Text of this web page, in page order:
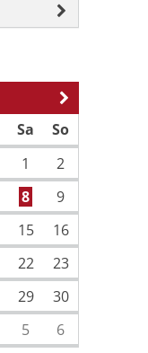
Nächste
Sa
So
1
2
8
9
15
16
22
23
29
30
5 6